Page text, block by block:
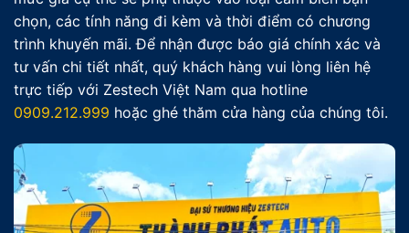
chọn, các tính năng đi kèm và thời điểm có chương
trình khuyến mãi. Để nhận được báo giá chính xác và
tư vấn chi tiết nhất, quý khách hàng vui lòng liên hệ
trực tiếp với Zestech Việt Nam qua hotline
0909.212.999 hoặc ghé thăm cửa hàng của chúng tôi.